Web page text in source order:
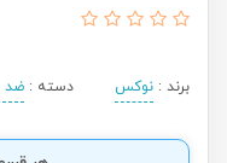
برند : نوکس دسته : ضد